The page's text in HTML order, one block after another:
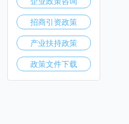
招商引资政策
产业扶持政策
政策文件下载